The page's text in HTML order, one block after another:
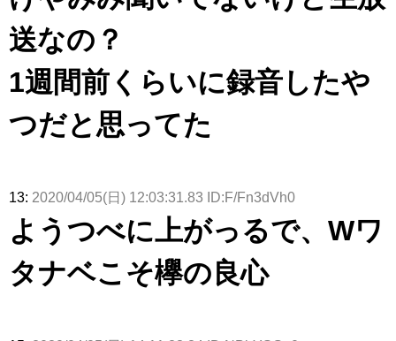
送なの？
1週間前くらいに録音したや
つだと思ってた
13: 2020/04/05(日) 12:03:31.83 ID:F/Fn3dVh0
ようつべに上がっるで、Wワ
タナベこそ欅の良心